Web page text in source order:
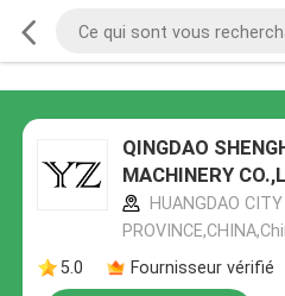
QINGDAO
MACHINERY
HUANGDAO
5.0
Fournisseur vérifié